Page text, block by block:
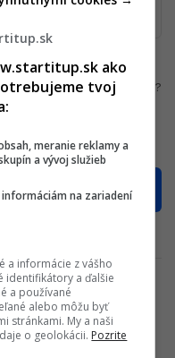
Zabudnuté heslo?
S
ako
tvoj
meranie reklamy a
a vývoj služieb
na zariadení
a informácie z vášho
identifikátory a ďalšie
a používané
alebo môžu byť
stránkami. My a naši
o geolokácii. Pozrite